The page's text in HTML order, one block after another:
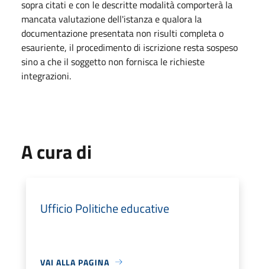
sopra citati e con le descritte modalità comporterà la
mancata valutazione dell'istanza e qualora la
documentazione presentata non risulti completa o
esauriente, il procedimento di iscrizione resta sospeso
sino a che il soggetto non fornisca le richieste
integrazioni.
A cura di
Ufficio Politiche educative
VAI ALLA PAGINA